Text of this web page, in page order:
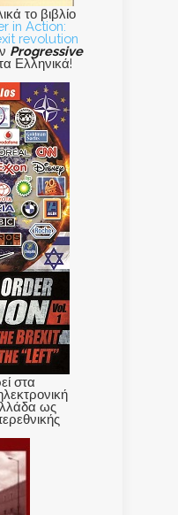
το βιβλίο
in Action:
revolution
Progressive
Ελληνικά!
στα
ως